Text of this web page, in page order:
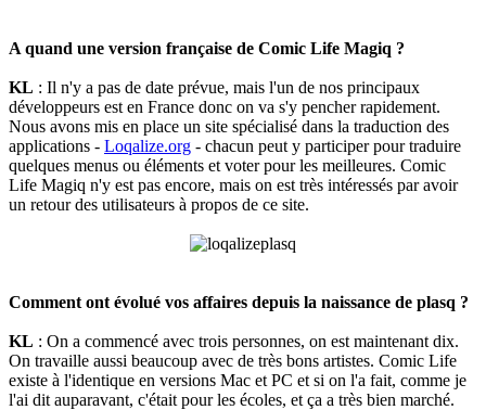
A quand une version française de Comic Life Magiq ?
KL : Il n'y a pas de date prévue, mais l'un de nos principaux
développeurs est en France donc on va s'y pencher rapidement.
Nous avons mis en place un site spécialisé dans la traduction des
applications - Loqalize.org - chacun peut y participer pour traduire
quelques menus ou éléments et voter pour les meilleures. Comic
Life Magiq n'y est pas encore, mais on est très intéressés par avoir
un retour des utilisateurs à propos de ce site.
Comment ont évolué vos affaires depuis la naissance de plasq ?
KL : On a commencé avec trois personnes, on est maintenant dix.
On travaille aussi beaucoup avec de très bons artistes. Comic Life
existe à l'identique en versions Mac et PC et si on l'a fait, comme je
l'ai dit auparavant, c'était pour les écoles, et ça a très bien marché.